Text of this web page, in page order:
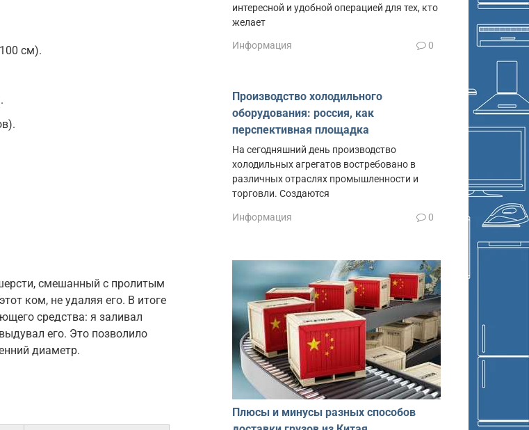
см).
смешанный с пролитым
ком, не удаляя его. В итоге
средства: я заливал
его. Это позволило
диаметр.
интересной и удобной операцией для тех, кто
желает
Информация 0
Производство холодильного
оборудования: россия, как
перспективная площадка
На сегодняшний день производство
холодильных агрегатов востребовано в
различных отраслях промышленности и
торговли. Создаются
Информация 0
Плюсы и минусы разных способов